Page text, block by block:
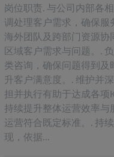
岗位职责. 与公司内部各
调处理客户需求，确保服
海外团队及跨部门资源协
区域客户需求与问题。.
类咨询，确保问题得到及
升客户满意度。. 维护并
担并执行有助于达成各项
持续提升整体运营效率与
运营符合既定标准。. 持
现，依据...